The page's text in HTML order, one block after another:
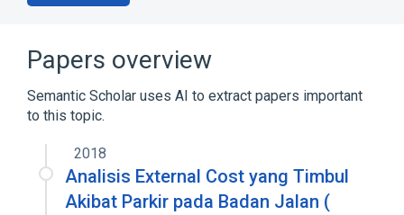
Papers overview
Semantic Scholar uses AI to extract papers important
to this topic.
2018
Analisis External Cost yang Timbul
Akibat Parkir pada Badan Jalan (